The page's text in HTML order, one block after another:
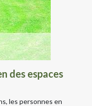
des espaces
les personnes en